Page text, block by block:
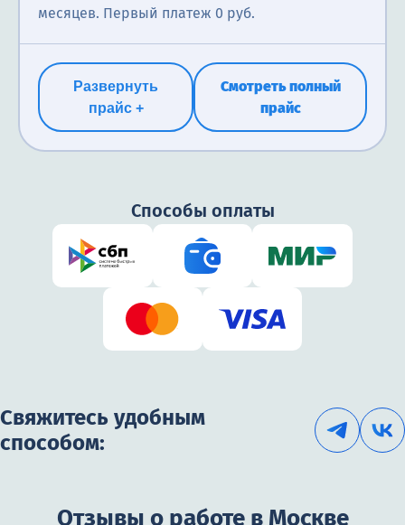
месяцев. Первый платеж 0 руб.
Развернуть
прайс +
Смотреть полный
прайс
Способы оплаты
Свяжитесь удобным
способом:
Отзывы о работе в Москве